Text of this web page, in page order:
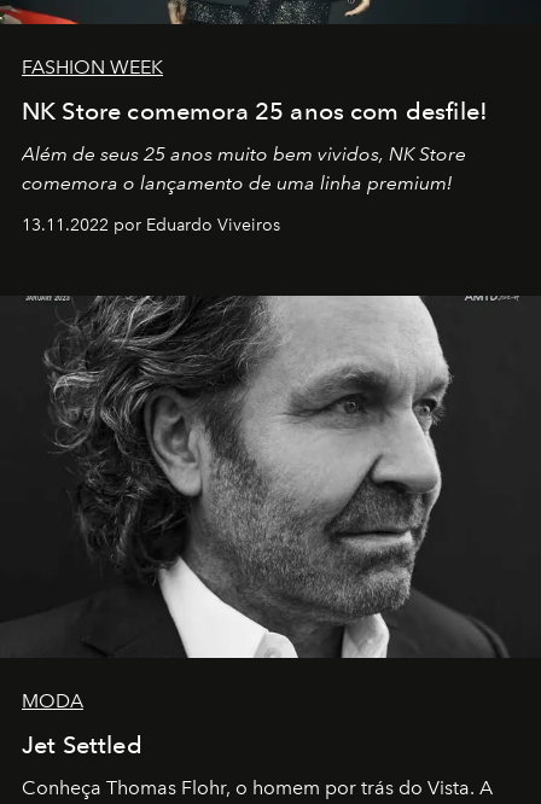
FASHION WEEK
NK Store comemora 25 anos com desfile!
Além de seus 25 anos muito bem vividos, NK Store
comemora o lançamento de uma linha premium!
13.11.2022 por Eduardo Viveiros
MODA
Jet Settled
Conheça Thomas Flohr, o homem por trás do Vista. A